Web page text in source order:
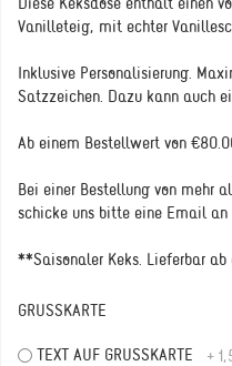
Vanilleteig, mit echter
Inklusive Personalisierung.
Satzzeichen. Dazu kann auch
Ab einem Bestellwert von
Bei einer Bestellung von mehr
schicke uns bitte eine Email
**Saisonaler Keks. Lieferbar ab
GRUSSKARTE
TEXT AUF GRUSSKARTE +